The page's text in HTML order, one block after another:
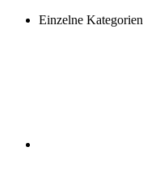
Einzelne Kategorien